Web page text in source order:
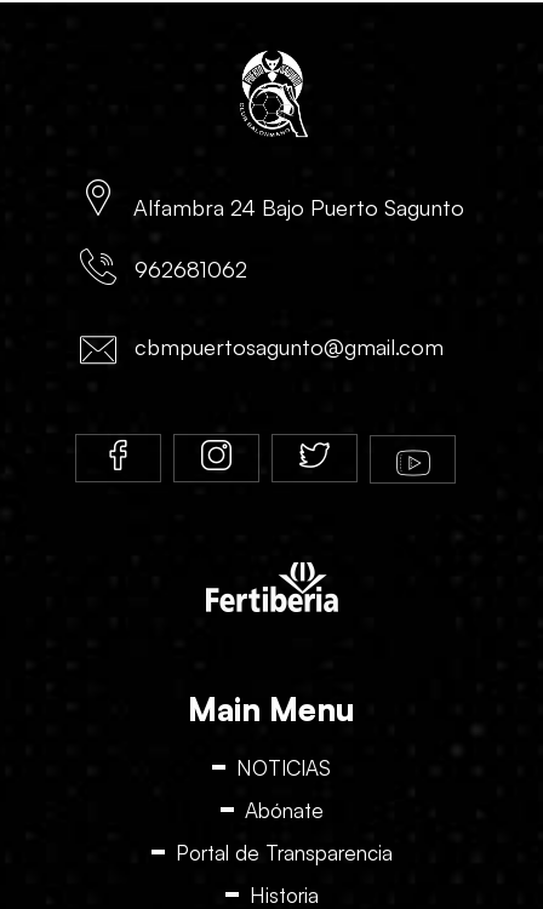
Alfambra 24 Bajo Puerto Sagunto
962681062
cbmpuertosagunto@gmail.com
Main Menu
NOTICIAS
Abónate
Portal de Transparencia
Historia